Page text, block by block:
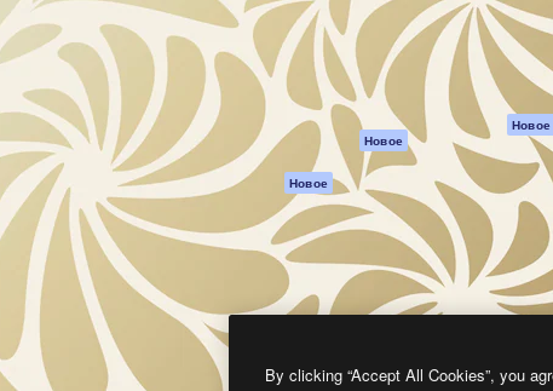
ИИ
Генератор голоса
на основе ИИ
Стоковый контент
MCP для
Claude/ChatGPT
Новое
Агенты Новое
Мобильное
приложение
Все инструменты
Magnific
Условия и
положения
Политика
Оригиналы
Новое
Политика
cookie
Центр доверия
Партнеры
Предприятие
By clicking “Accept All Cookies”, you